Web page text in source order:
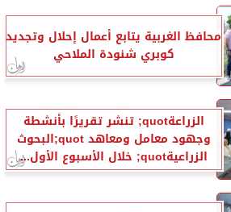
محافظ الغربية يتابع أعمال إحلال وتجديد
كوبري شنودة الملاحي
الزراعةquot; تنشر تقريرًا بأنشطة
وجهود معامل ومعاهد quot;البحوث
الزراعيةquot; خلال الأسبوع الأول...